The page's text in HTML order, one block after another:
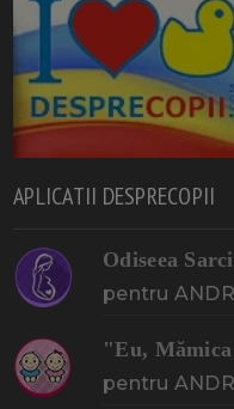
APLICATII DESPRECOPII
Odiseea
pentru
"Eu,
pentru